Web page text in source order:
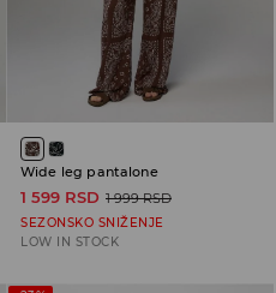
Wide leg pantalone
1 599 RSD 1 999 RSD
SEZONSKO SNIŽENJE
LOW IN STOCK